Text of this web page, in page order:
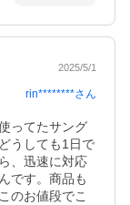
2025/5/1
rin********さん
ってたサング
うしても1日で
、迅速に対応
です。商品も
のお値段でこ